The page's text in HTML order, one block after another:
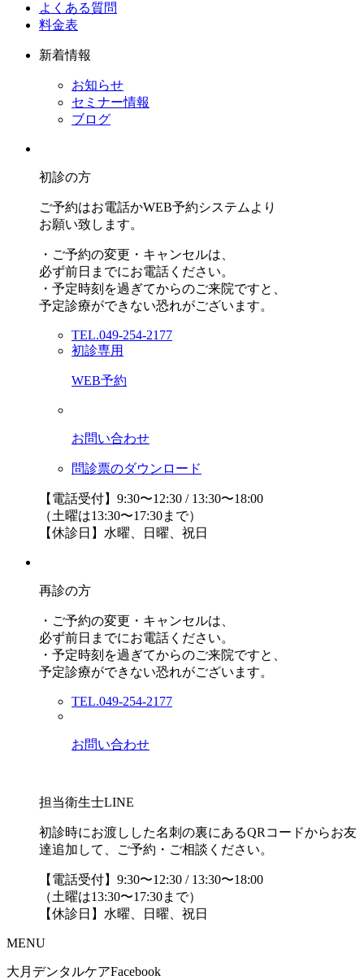
よくある質問
料金表
新着情報
お知らせ
セミナー情報
ブログ
初診の方
ご予約はお電話かWEB予約システムより
お願い致します。
・ご予約の変更・キャンセルは、
必ず前日までにお電話ください。
・予定時刻を過ぎてからのご来院ですと、
予定診療ができない恐れがございます。
TEL.049-254-2177
初診専用
WEB予約
お問い合わせ
問診票のダウンロード
【電話受付】9:30〜12:30 / 13:30〜18:00
（土曜は13:30〜17:30まで）
【休診日】水曜、日曜、祝日
再診の方
・ご予約の変更・キャンセルは、
必ず前日までにお電話ください。
・予定時刻を過ぎてからのご来院ですと、
予定診療ができない恐れがございます。
TEL.049-254-2177
お問い合わせ
担当衛生士LINE
初診時にお渡しした名刺の裏にあるQRコードからお友
達追加して、ご予約・ご相談ください。
【電話受付】9:30〜12:30 / 13:30〜18:00
（土曜は13:30〜17:30まで）
【休診日】水曜、日曜、祝日
MENU
大月デンタルケアFacebook